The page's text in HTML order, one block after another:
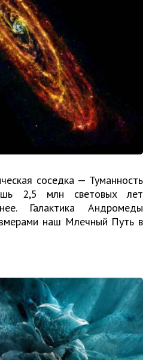
соседка — Туманность
2,5 млн световых лет
Галактика Андромеды
наш Млечный Путь в